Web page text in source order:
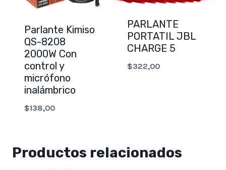
Parlante Kimiso
QS-8208
2000W Con
control y
micrófono
inalámbrico
$138,00
PARLANTE
PORTATIL JBL
CHARGE 5
$322,00
Productos relacionados